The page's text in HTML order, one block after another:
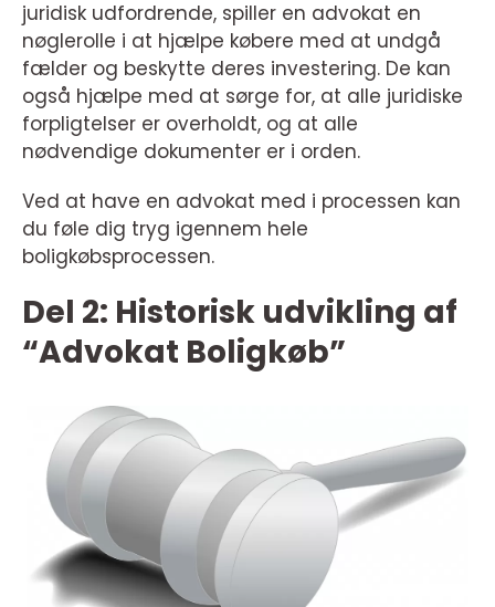
juridisk udfordrende, spiller en advokat en
nøglerolle i at hjælpe købere med at undgå
fælder og beskytte deres investering. De kan
også hjælpe med at sørge for, at alle juridiske
forpligtelser er overholdt, og at alle
nødvendige dokumenter er i orden.
Ved at have en advokat med i processen kan
du føle dig tryg igennem hele
boligkøbsprocessen.
Del 2: Historisk udvikling af
“Advokat Boligkøb”